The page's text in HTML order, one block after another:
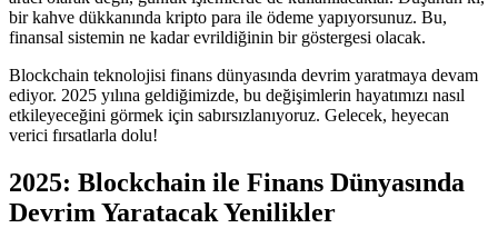
bir kahve dükkanında kripto para ile ödeme yapıyorsunuz. Bu,
finansal sistemin ne kadar evrildiğinin bir göstergesi olacak.
Blockchain teknolojisi finans dünyasında devrim yaratmaya devam
ediyor. 2025 yılına geldiğimizde, bu değişimlerin hayatımızı nasıl
etkileyeceğini görmek için sabırsızlanıyoruz. Gelecek, heyecan
verici fırsatlarla dolu!
2025: Blockchain ile Finans Dünyasında
Devrim Yaratacak Yenilikler